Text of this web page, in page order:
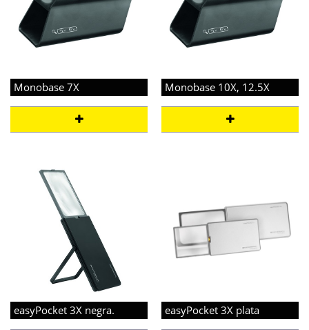
Monobase 7X Monobase 10X, 12.5X
easyPocket 3X negra. easyPocket 3X plata